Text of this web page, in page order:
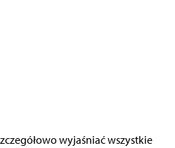
wyjaśniać wszystkie